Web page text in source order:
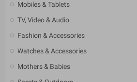
Mobiles & Tablets
TV, Video & Audio
Fashion & Accessories
Watches & Accessories
Mothers & Babies